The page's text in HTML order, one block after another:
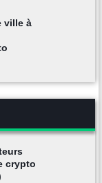
ville à
crypto